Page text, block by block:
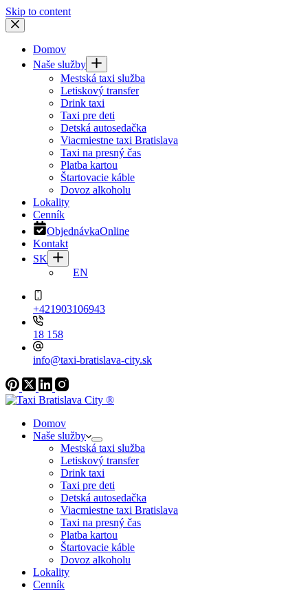
Skip to content
Domov
Naše služby
Mestská taxi služba
Letiskový transfer
Drink taxi
Taxi pre deti
Detská autosedačka
Viacmiestne taxi Bratislava
Taxi na presný čas
Platba kartou
Štartovacie káble
Dovoz alkoholu
Lokality
Cenník
ObjednávkaOnline
Kontakt
SK
EN
+421903106943
18 158
info@taxi-bratislava-city.sk
Domov
Naše služby
Mestská taxi služba
Letiskový transfer
Drink taxi
Taxi pre deti
Detská autosedačka
Viacmiestne taxi Bratislava
Taxi na presný čas
Platba kartou
Štartovacie káble
Dovoz alkoholu
Lokality
Cenník